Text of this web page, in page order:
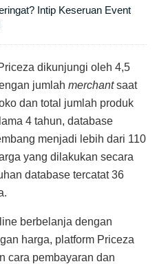
Intip Keseruan Event
dikunjungi oleh 4,5
jumlah merchantsaat
dan total jumlah produk
4 tahun, database
menjadi lebih dari 110
yang dilakukan secara
database tercatat 36
berbelanja dengan
harga, platform Priceza
cara pembayaran dan